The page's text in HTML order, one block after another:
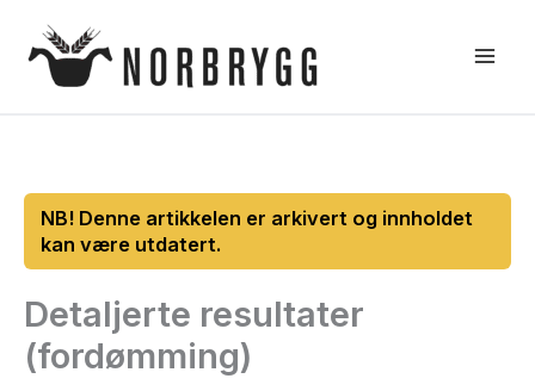
rett
Detaljerte resultater
(fordømming)